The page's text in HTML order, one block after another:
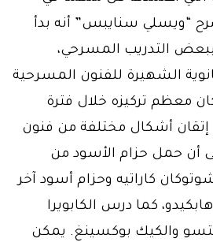
“ويسلي سنايبس” أنه بدأ
التدريب المسرحي،
الشهيرة للفنون المسرحية
معظم تركيزه خلال فترة
إتقان أشكال مختلفة من فنون
أن حمل حزام الأسود من
كاراتيه وحزام أسود آخر
كما درس الكابويرا
والكيك بوكسينغ. يمكن